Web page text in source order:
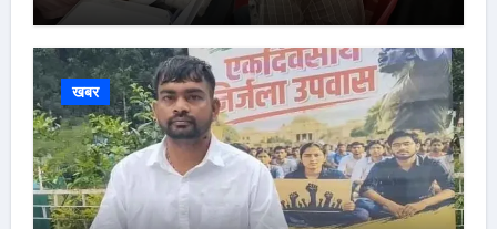
खबर